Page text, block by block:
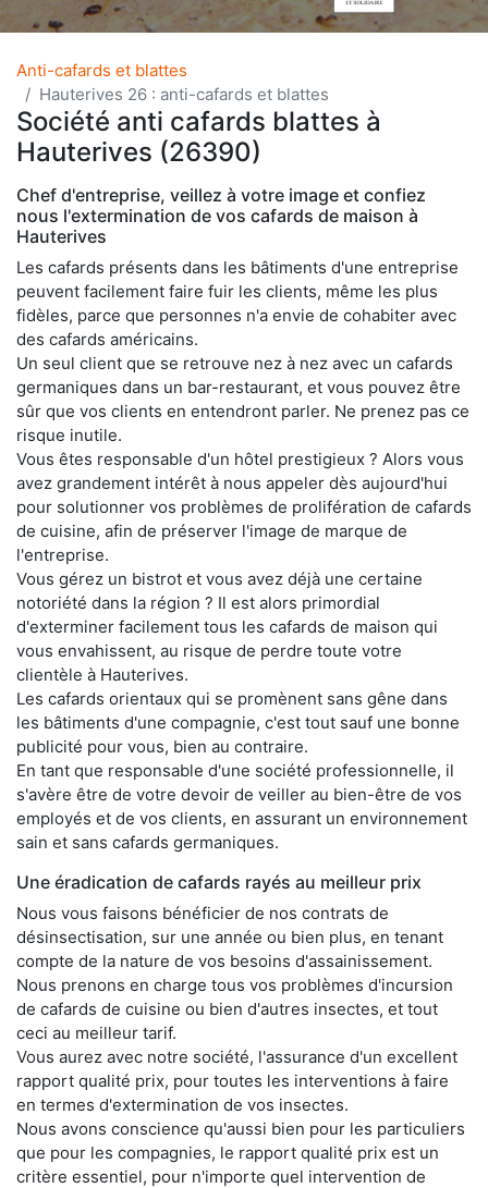
Anti-cafards et blattes
Hauterives 26 : anti-cafards et blattes
Société anti cafards blattes à
Hauterives (26390)
Chef d'entreprise, veillez à votre image et confiez
nous l'extermination de vos cafards de maison à
Hauterives
Les cafards présents dans les bâtiments d'une entreprise
peuvent facilement faire fuir les clients, même les plus
fidèles, parce que personnes n'a envie de cohabiter avec
des cafards américains.
Un seul client que se retrouve nez à nez avec un cafards
germaniques dans un bar-restaurant, et vous pouvez être
sûr que vos clients en entendront parler. Ne prenez pas ce
risque inutile.
Vous êtes responsable d'un hôtel prestigieux ? Alors vous
avez grandement intérêt à nous appeler dès aujourd'hui
pour solutionner vos problèmes de prolifération de cafards
de cuisine, afin de préserver l'image de marque de
l'entreprise.
Vous gérez un bistrot et vous avez déjà une certaine
notoriété dans la région ? Il est alors primordial
d'exterminer facilement tous les cafards de maison qui
vous envahissent, au risque de perdre toute votre
clientèle à Hauterives.
Les cafards orientaux qui se promènent sans gêne dans
les bâtiments d'une compagnie, c'est tout sauf une bonne
publicité pour vous, bien au contraire.
En tant que responsable d'une société professionnelle, il
s'avère être de votre devoir de veiller au bien-être de vos
employés et de vos clients, en assurant un environnement
sain et sans cafards germaniques.
Une éradication de cafards rayés au meilleur prix
Nous vous faisons bénéficier de nos contrats de
désinsectisation, sur une année ou bien plus, en tenant
compte de la nature de vos besoins d'assainissement.
Nous prenons en charge tous vos problèmes d'incursion
de cafards de cuisine ou bien d'autres insectes, et tout
ceci au meilleur tarif.
Vous aurez avec notre société, l'assurance d'un excellent
rapport qualité prix, pour toutes les interventions à faire
en termes d'extermination de vos insectes.
Nous avons conscience qu'aussi bien pour les particuliers
que pour les compagnies, le rapport qualité prix est un
critère essentiel, pour n'importe quel intervention de